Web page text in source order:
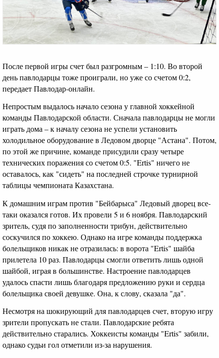
После первой игры счет был разгромным – 1:10. Во второй
день павлодарцы тоже проиграли, но уже со счетом 0:2,
передает Павлодар-онлайн.
Непростым выдалось начало сезона у главной хоккейной
команды Павлодарской области. Сначала павлодарцы не могли
играть дома – к началу сезона не успели установить
холодильное оборудование в Ледовом дворце "Астана". Потом,
по этой же причине, команде присудили сразу четыре
технических поражения со счетом 0:5. "Ertis" ничего не
оставалось, как "сидеть" на последней строчке турнирной
таблицы чемпионата Казахстана.
К домашним играм против "Бейбарыса" Ледовый дворец все-
таки оказался готов. Их провели 5 и 6 ноября. Павлодарский
зритель, судя по заполненности трибун, действительно
соскучился по хоккею. Однако на игре команды поддержка
болельщиков никак не отразилась: в ворота "Ertis" шайба
прилетела 10 раз. Павлодарцы смогли ответить лишь одной
шайбой, играя в большинстве. Настроение павлодарцев
удалось спасти лишь благодаря предложению руки и сердца
болельщика своей девушке. Она, к слову, сказала "да".
Несмотря на шокирующий для павлодарцев счет, вторую игру
зрители пропускать не стали. Павлодарские ребята
действительно старались. Хоккеисты команды "Ertis" забили,
однако судьи гол отметили из-за нарушения.